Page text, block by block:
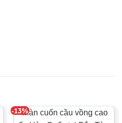
-13%